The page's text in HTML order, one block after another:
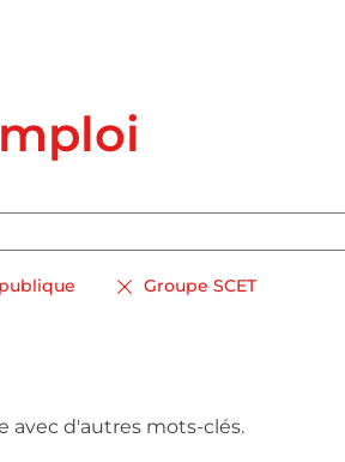
Groupe SCET
avec d'autres mots-clés.